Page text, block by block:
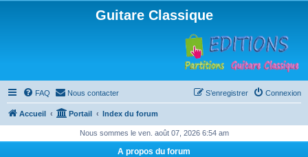
Guitare Classique
FAQ Nous contacter Connexion
S’enregistrer
Accueil Portail Index du forum
Nous sommes le ven. août 07, 2026 6:54 am
A propos du forum